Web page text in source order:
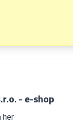
- e-shop
her